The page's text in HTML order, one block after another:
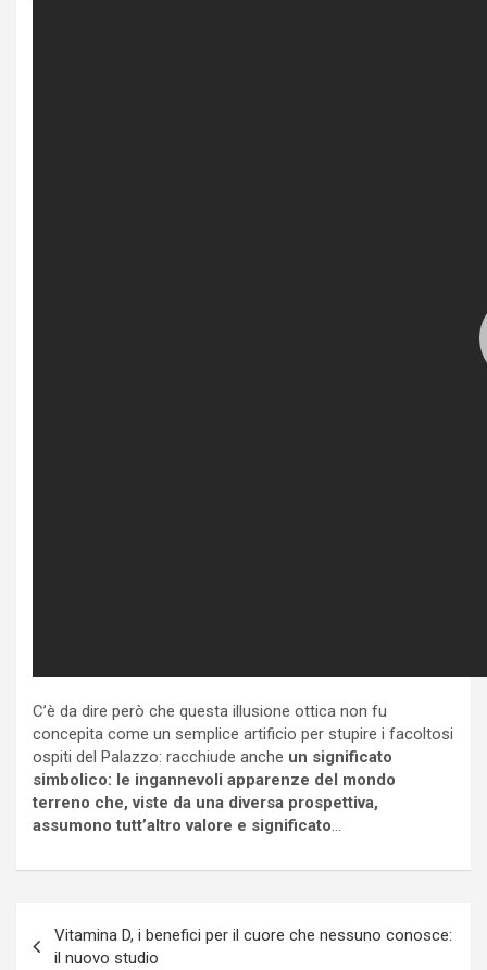
C’è da dire però che questa illusione ottica non fu
concepita come un semplice artificio per stupire i facoltosi
ospiti del Palazzo: racchiude anche un significato
simbolico: le ingannevoli apparenze del mondo
terreno che, viste da una diversa prospettiva,
assumono tutt’altro valore e significato…
articoli
Vitamina D, i benefici per il cuore che nessuno conosce:
il nuovo studio